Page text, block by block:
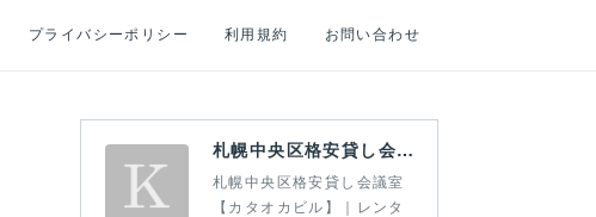
プライバシーポリシー 利用規約 お問い合わせ
札幌中央区格安貸し会議室【カタオカビル】｜レンタルスペース・大通・駅前
札幌中央区格安貸し会議室
【カタオカビル】｜レンタ